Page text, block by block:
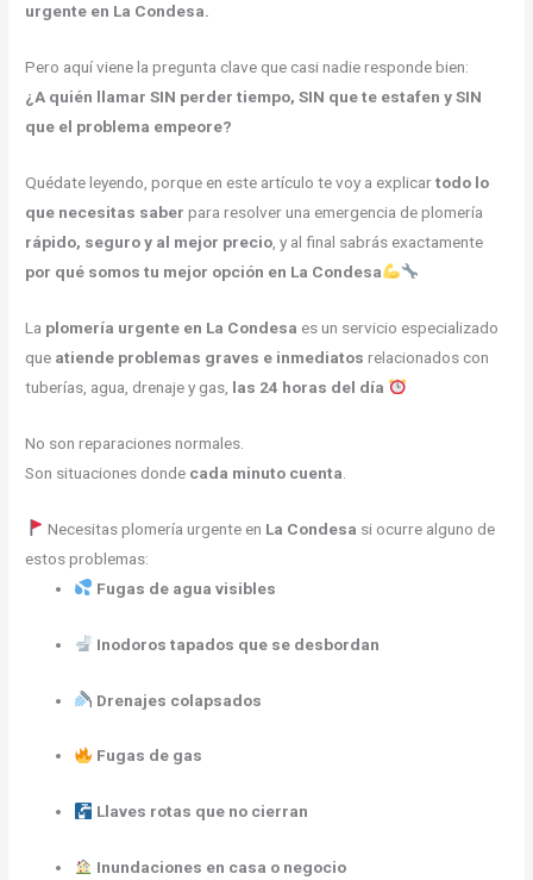
urgente en La Condesa.
Pero aquí viene la pregunta clave que casi nadie responde bien:
¿A quién llamar SIN perder tiempo, SIN que te estafen y SIN
que el problema empeore?
Quédate leyendo, porque en este artículo te voy a explicartodo lo
que necesitas saber para resolver una emergencia de plomería
rápido, seguro y al mejor precio , y al final sabrás exactamente
por qué somos tu mejor opción en La Condesa
La plomería urgente en La Condesa es un servicio especializado
que atiende problemas graves e inmediatos relacionados con
tuberías, agua, drenaje y gas, las 24 horas del día
No son reparaciones normales.
Son situaciones donde cada minuto cuenta
Necesitas plomería urgente en La Condesa si ocurre alguno de
estos problemas:
Fugas de agua visibles
Inodoros tapados que se desbordan
Drenajes colapsados
Fugas de gas
Llaves rotas que no cierran
Inundaciones en casa o negocio